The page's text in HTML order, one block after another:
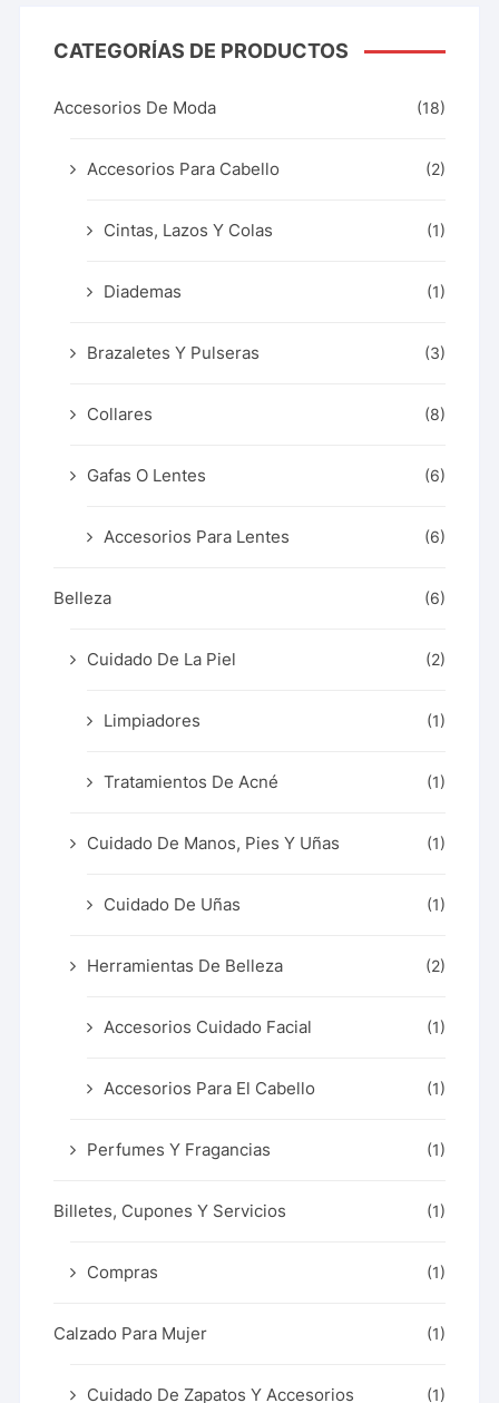
CATEGORÍAS DE PRODUCTOS
Accesorios De Moda (18)
Accesorios Para Cabello (2)
Cintas, Lazos Y Colas (1)
Diademas (1)
Brazaletes Y Pulseras (3)
Collares (8)
Gafas O Lentes (6)
Accesorios Para Lentes (6)
Belleza (6)
Cuidado De La Piel (2)
Limpiadores (1)
Tratamientos De Acné (1)
Cuidado De Manos, Pies Y Uñas (1)
Cuidado De Uñas (1)
Herramientas De Belleza (2)
Accesorios Cuidado Facial (1)
Accesorios Para El Cabello (1)
Perfumes Y Fragancias (1)
Billetes, Cupones Y Servicios (1)
Compras (1)
Calzado Para Mujer (1)
Cuidado De Zapatos Y Accesorios (1)